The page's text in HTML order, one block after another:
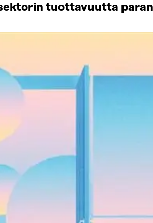
tuottavuutta